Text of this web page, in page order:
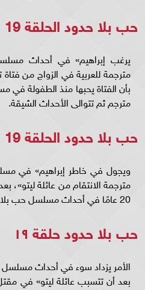
حب بلا حدود الحلقة 19
مترجمة للعربية في الزواج من
مترجم ثم تتوالى الأحداث الشيقة.
حب بلا حدود الحلقة 19
مترجمة الانتقام من عائلة
20 عامًا في أحداث مسلسل حب بلا حدود الحلقة 19 مترجم عربي.
حب بلا حدود حلقة ١٩
بعد أن تتسبب عائلة ليتو» في